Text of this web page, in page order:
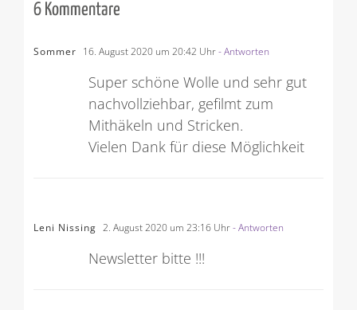
6 Kommentare
Sommer 16. August 2020 um 20:42 Uhr- Antworten
Super schöne Wolle und sehr gut
nachvollziehbar, gefilmt zum
Mithäkeln und Stricken.
Vielen Dank für diese Möglichkeit
Leni Nissing 2. August 2020 um 23:16 Uhr- Antworten
Newsletter bitte !!!